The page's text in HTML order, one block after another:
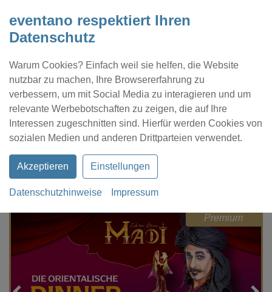
eventano respektiert Ihren
Datenschutz
Warum Cookies? Einfach weil sie helfen, die Website
nutzbar zu machen, Ihre Browsererfahrung zu
verbessern, um mit Social Media zu interagieren und um
relevante Werbebotschaften zu zeigen, die auf Ihre
Interessen zugeschnitten sind. Hierfür werden Cookies von
sozialen Medien und anderen Drittparteien verwendet.
Akzeptieren Einstellungen
Datenschutzhinweise Impressum
Kontakt Location eintragen Profil
MADI-Zelt der Sinne
Premium